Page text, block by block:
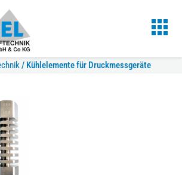
/ Kühlelemente für Druckmessgeräte